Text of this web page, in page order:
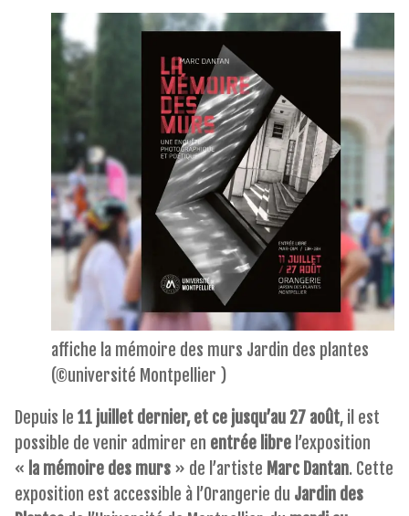
affiche la mémoire des murs Jardin des plantes
(©université Montpellier )
Depuis le 11 juillet dernier, et ce jusqu’au 27 août, il est
possible de venir admirer en entrée libre l’exposition
« la mémoire des murs » de l’artiste Marc Dantan. Cette
exposition est accessible à l’Orangerie du Jardin des